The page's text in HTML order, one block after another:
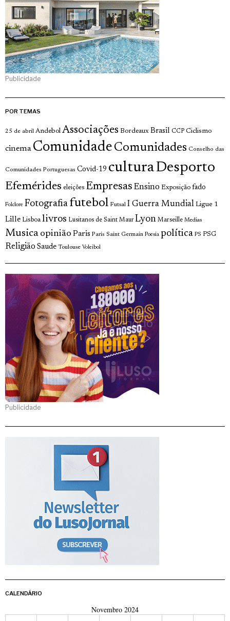
Publicidade
POR TEMAS
25 de abril Andebol Associações Bordeaux Brasil CCP Ciclismo
cinema Comunidade Comunidades Conselho das
Comunidades Portuguesas Covid-19 culturaDesporto
Efemérides eleições Empresas Ensino Exposição fado
Folclore Fotografia futebol Futsal I Guerra Mundial Ligue 1
Lille Lisboa livros Lusitanos de Saint Maur Lyon Marseille Medias
Musica opinião Paris Paris Saint Germain Poesia política PS PSG
Religião Saude Toulouse Voleibol
Publicidade
CALENDÁRIO
Novembro 2024